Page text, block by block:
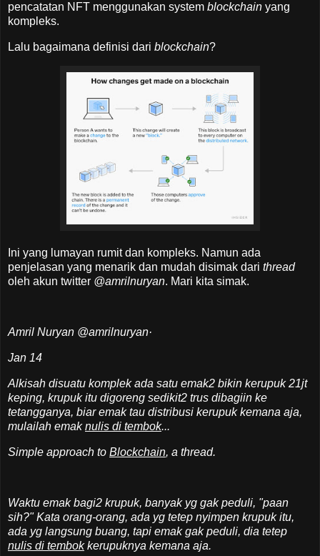
pencatatan NFT menggunakan system blockchain yang
kompleks.
Lalu bagaimana definisi dari blockchain?
Ini yang lumayan rumit dan kompleks. Namun ada
penjelasan yang menarik dan mudah disimak dari thread
oleh akun twitter @amrilnuryan. Mari kita simak.
Amril Nuryan @amrilnuryan·
Jan 14
Alkisah disuatu komplek ada satu emak2 bikin kerupuk 21jt
keping, krupuk itu digoreng sedikit2 trus dibagiin ke
tetangganya, biar emak tau distribusi kerupuk kemana aja,
mulailah emaknulis di tembok...
Simple approach to Blockchain, a thread.
Waktu emak bagi2 krupuk, banyak yg gak peduli, "paan
sih?" Kata orang-orang, ada yg tetep nyimpen krupuk itu,
ada yg langsung buang, tapi emak gak peduli, dia tetep
nulis di tembokkerupuknya kemana aja.